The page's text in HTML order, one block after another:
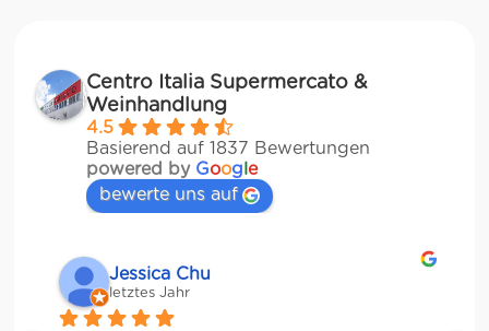
Centro Italia Supermercato &
Weinhandlung
4.5
Basierend auf 1837 Bewertungen
powered by Google
bewerte uns auf
Jessica Chu
letztes Jahr